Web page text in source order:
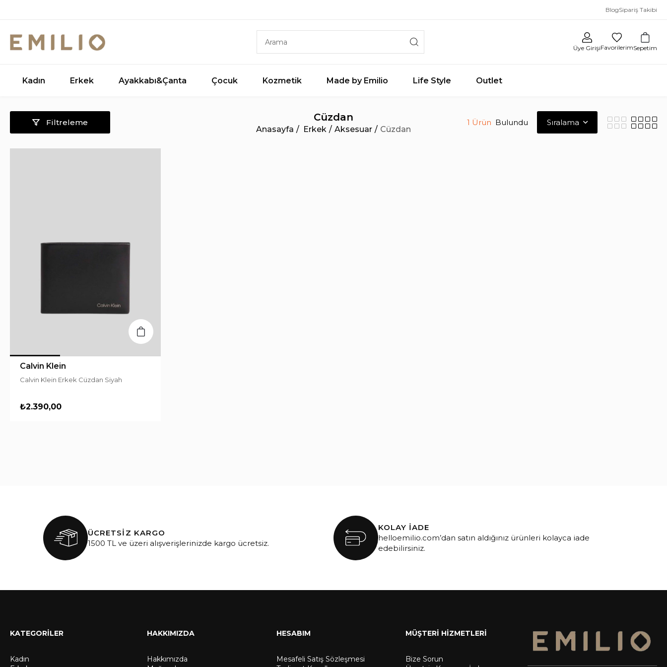
BlogSipariş Takibi
Üye GirişiFavorilerimSepetim
Kadın Erkek Ayakkabı&Çanta Çocuk Kozmetik Made by Emilio Life Style Outlet
Cüzdan
Anasayfa Erkek Aksesuar Cüzdan
1 Ürün
Filtreleme
Calvin Klein
Calvin Klein Erkek Cüzdan Siyah
₺2.390,00
ÜCRETSİZ KARGO
1500 TL ve üzeri alışverişlerinizde kargo ücretsiz.
KOLAY İADE
helloemilio.com’dan satın aldığınız ürünleri kolayca iade
edebilirsiniz.
KATEGORİLER
Kadın
HAKKIMIZDA
Hakkımızda
HESABIM
Mesafeli Satış Sözleşmesi
MÜŞTERİ HİZMETLERİ
Bize Sorun